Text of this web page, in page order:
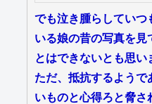
でも泣き腫らしていつ
いる娘の昔の写真を見
とはできないとも思い
ただ、抵抗するようで
いものと心得ろと脅さ